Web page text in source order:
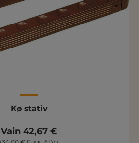
Kø stativ
Vain 42,67 €